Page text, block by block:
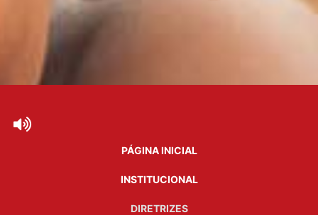
PÁGINA INICIAL
INSTITUCIONAL
DIRETRIZES